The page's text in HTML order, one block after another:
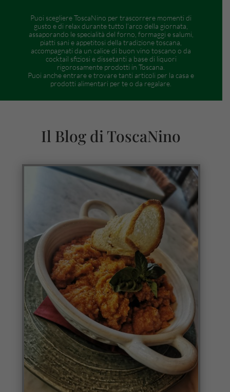
Puoi scegliere ToscaNino per trascorrere momenti di
gusto e di relax durante tutto l’arco della giornata,
assaporando le specialità del forno, formaggi e salumi,
piatti sani e appetitosi della tradizione toscana,
accompagnati da un calice di buon vino toscano o da
cocktail sfiziosi e dissetanti a base di liquori
rigorosamente prodotti in Toscana.
Puoi anche entrare e trovare tanti articoli per la casa e
prodotti alimentari per te o da regalare.
Il Blog di ToscaNino